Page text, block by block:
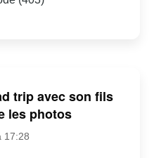
trip avec son fils
les photos
17:28